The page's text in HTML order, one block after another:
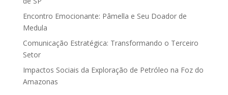
Encontro Emocionante: Pâmella e Seu Doador de
Medula
Comunicação Estratégica: Transformando o Terceiro
Setor
Impactos Sociais da Exploração de Petróleo na Foz do
Amazonas